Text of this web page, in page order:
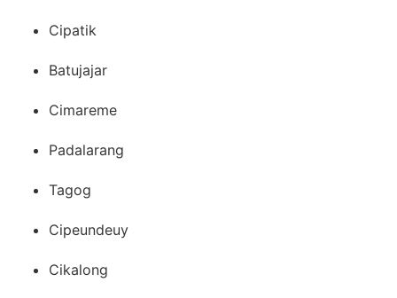
Cipatik
Batujajar
Cimareme
Padalarang
Tagog
Cipeundeuy
Cikalong